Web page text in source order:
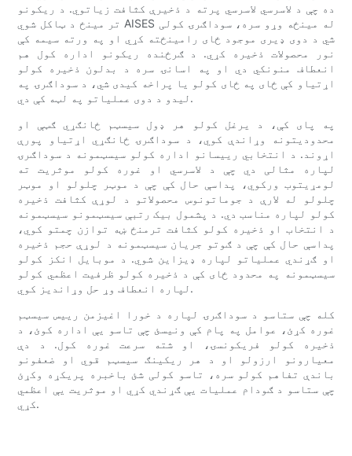
ده چې د لاسرسي لاسرسي پرته د ذخیرې کثافت زیاتوي. د ریکونو
تر مینځ د ټاکل شوي AISES له مینځه وړو سره، سوداګرۍ کولی
شي د دوی ډیری موجود ځای رامینځته کړي او په ورته سیمه کې
نور محصولات ذخیره کړي. د ګرځنده ریکونو اداره کول هم
انعطاف منونکي دي او په اسانۍ سره د بدلون ذخیره کولو
اړتیاو کې ځای په ځای کولو یا پراخه کیدی شي، د سوداګرۍ په
لیدو د دوی عملیاتو په لټه کې دي.
په پای کې، د یرغل کولو هر ډول سیسټم ځانګړي ګټې او
محدودیتونه وړاندې کوي، د سوداګرۍ ځانګړي اړتیاو پورې
اړوند. د انتخابي رییسانو اداره کولو سیسټمونه د سوداګرۍ
لپاره مثالی دي چې د لاسرسي او غوره کولو موثریت ته
لومړیتوب ورکوي، پداسې حال کې چې د موټر چلولو او موټر
چلولو له لارې د جوماتونوس محصولاتو د لوړې کثافت ذخیره
کولو لپاره مناسب دي. د پشمول بیک رتبې سیسټمونو سیسټمونه
د انتخاب او ذخیره کولو کثافت ترمنځ ښه توازن چمتو کوي،
پداسې حال کې چې د ګوتو جریان سیسټمونه د لوړې حجم ذخیره
او ګړندي عملیاتو لپاره ډیزاین شوي. د موبایل انکز کولو
سیسټمونه په محدود ځای کې د ذخیره کولو ظرفیت اعظمي کولو
لپاره انعطاف وړ حل وړاندیز کوي.
کله چې ستاسو د سوداګرۍ لپاره د خورا اغیزمن رییس سیسټم
غوره کړئ، عوامل په پام کې ونیسئ چې تاسو یې اداره کوئ، د
ذخیره کولو فریکونسۍ، او شته سرعت غوره کول. د دې
معیارونو ارزولو او د هر ریکینګ سیسټم قوي او ضعفونو
باندې تفاهم کولو سره، تاسو کولی شئ باخبره پریکړه وکړئ
چې ستاسو د ګودام عملیات یې ګړندي کړي او موثریت یې اعظمي
کړي.